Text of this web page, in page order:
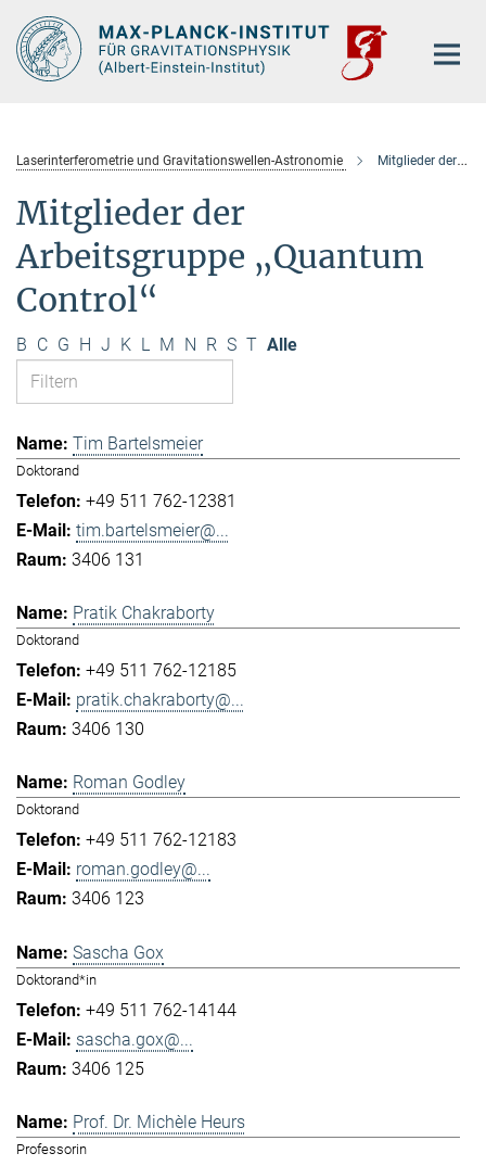
Hauptinhalt
Laserinterferometrie und Gravitationswellen-Astronomie Mitglieder der Arbeitsgruppe „Quantum Control“
Mitglieder der
Arbeitsgruppe „Quantum
Control“
B C G H J K L M N R S T Alle
Tim Bartelsmeier
Doktorand
+49 511 762-12381
tim.bartelsmeier@...
3406 131
Pratik Chakraborty
Doktorand
+49 511 762-12185
pratik.chakraborty@...
3406 130
Roman Godley
Doktorand
+49 511 762-12183
roman.godley@...
3406 123
Sascha Gox
Doktorand*in
+49 511 762-14144
sascha.gox@...
3406 125
Prof. Dr. Michèle Heurs
Professorin